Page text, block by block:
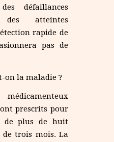
défaillances
atteintes
rapide de
pas de
on la maladie ?
médicamenteux
prescrits pour
de plus de huit
trois mois. La